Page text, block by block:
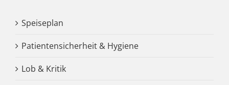
Speiseplan
Patientensicherheit & Hygiene
Lob & Kritik